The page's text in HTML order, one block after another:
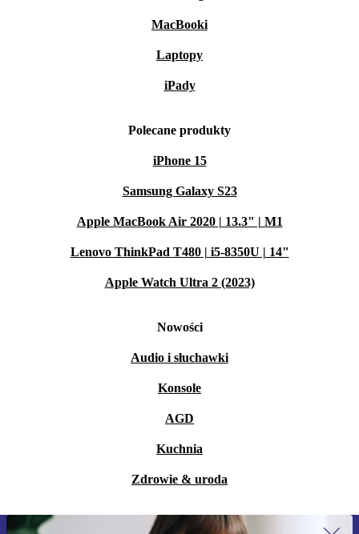
MacBooki
Laptopy
iPady
Polecane produkty
iPhone 15
Samsung Galaxy S23
Apple MacBook Air 2020 | 13.3" | M1
Lenovo ThinkPad T480 | i5-8350U | 14"
Apple Watch Ultra 2 (2023)
Nowości
Audio i słuchawki
Konsole
AGD
Kuchnia
Zdrowie & uroda